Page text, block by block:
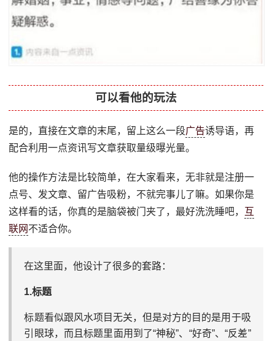
可以看他的玩法
是的，直接在文章的末尾，留上这么一段广告诱导语，再
配合利用一点资讯写文章获取量级曝光量。
他的操作方法是比较简单，在大家看来，无非就是注册一
点号、发文章、留广告吸粉，不就完事儿了嘛。如果你是
这样看的话，你真的是脑袋被门夹了，最好洗洗睡吧， 互
联网 不适合你。
在这里面，他设计了很多的套路：
1.标题
标题看似跟风水项目无关，但是对方的目的是用于吸
引眼球，而且标题里面用到了“神秘”、“好奇”、“反差”